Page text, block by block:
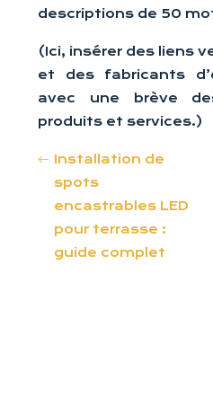
descriptions de 50
(Ici, insérer des liens
et des fabricants
avec une brève
produits et services.)
Installation de
spots
encastrables LED
pour terrasse :
guide complet